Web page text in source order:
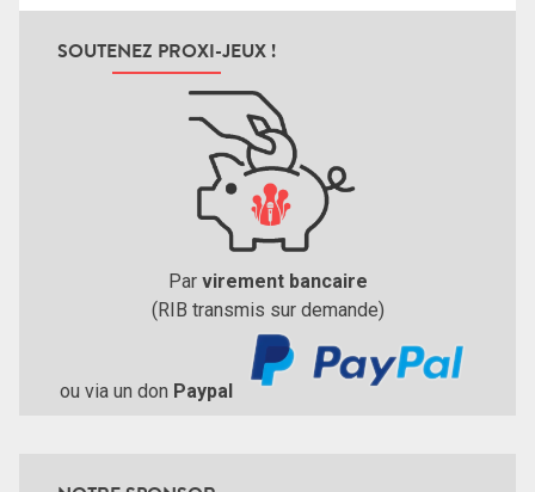
SOUTENEZ PROXI-JEUX !
Par virement bancaire
(RIB transmis sur demande)
ou via un don Paypal